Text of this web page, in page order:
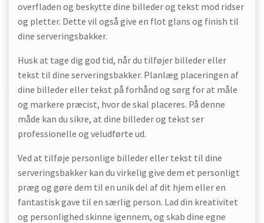
overfladen og beskytte dine billeder og tekst mod ridser
og pletter. Dette vil også give en flot glans og finish til
dine serveringsbakker.
Husk at tage dig god tid, når du tilføjer billeder eller
tekst til dine serveringsbakker. Planlæg placeringen af
dine billeder eller tekst på forhånd og sørg for at måle
og markere præcist, hvor de skal placeres. På denne
måde kan du sikre, at dine billeder og tekst ser
professionelle og veludførte ud.
Ved at tilføje personlige billeder eller tekst til dine
serveringsbakker kan du virkelig give dem et personligt
præg og gøre dem til en unik del af dit hjem eller en
fantastisk gave til en særlig person. Lad din kreativitet
og personlighed skinne igennem, og skab dine egne